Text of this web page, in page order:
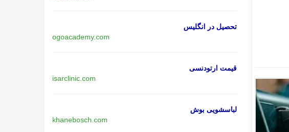
تحصیل در انگلیس
ogoacademy.com
قیمت ارتودنسی
isarclinic.com
لباسشویی بوش
khanebosch.com